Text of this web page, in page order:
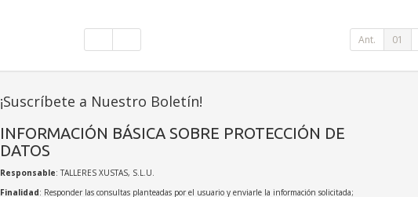
Ant. 01
¡Suscríbete a Nuestro Boletín!
INFORMACIÓN BÁSICA SOBRE PROTECCIÓN DE
DATOS
Responsable: TALLERES XUSTAS, S.L.U.
Finalidad: Responder las consultas planteadas por el usuario y enviarle la información solicitada;